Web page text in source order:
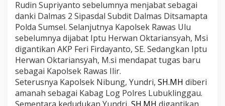
a
Rudin Supriyanto sebelumnya menjabat sebagai
danki Dalmas 2 Sipasdal Subdit Dalmas Ditsamapta
Polda Sumsel. Selanjutnya Kapolsek Rawas Ulu
sebelumnya dijabat Iptu Herwan Oktariansyah, Msi
digantikan AKP Feri Firdayanto, SE. Sedangkan Iptu
Herwan Oktariansyah, M.si mendapat tugas baru
sebagai Kapolsek Rawas Ilir.
Seterusnya Kapolsek Nibung, Yundri, SH.MH diberi
amanah sebagai Kabag Log Polres Lubuklinggau.
Sementara kedudukan Yundri, SH.MH digantikan